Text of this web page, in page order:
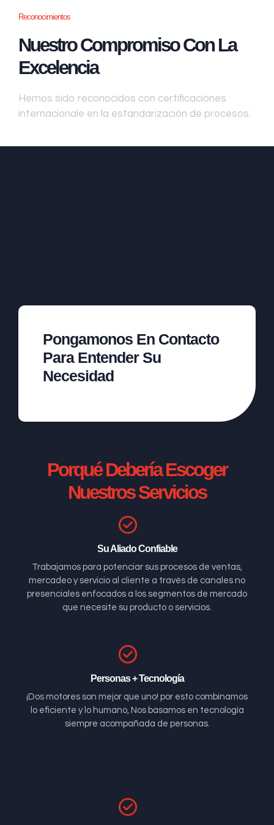
Reconocimientos
Nuestro Compromiso Con La
Excelencia
Hemos sido reconocidos con certificaciones
internacionale en la estandarización de procesos:
Pongamonos En Contacto
Para Entender Su
Necesidad
Porqué Debería Escoger
Nuestros Servicios
Su Aliado Confiable
Trabajamos para potenciar sus procesos de ventas,
mercadeo y servicio al cliente a través de canales no
presenciales enfocados a los segmentos de mercado
que necesite su producto o servicios.
Personas + Tecnología
¡Dos motores son mejor que uno! por esto combinamos
lo eficiente y lo humano, Nos basamos en tecnología
siempre acompañada de personas.